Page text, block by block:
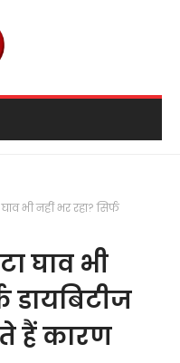
भी नहीं भर रहा? सिर्फ
घाव भी
डायबिटीज
हैं कारण